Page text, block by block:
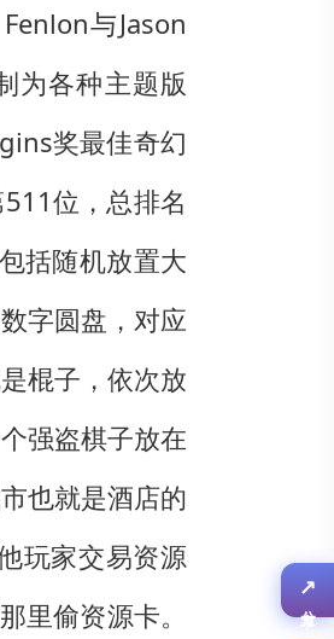
与Jason
为各种主题版
奖最佳奇幻
位，总排名
括随机放置大
字圆盘，对应
棍子，依次放
强盗棋子放在
也就是酒店的
玩家交易资源
里偷资源卡。
↗